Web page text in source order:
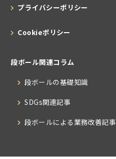
プライバシーポリシー
Cookieポリシー
段ボール関連コラム
段ボールの基礎知識
SDGs関連記事
段ボールによる業務改善記事